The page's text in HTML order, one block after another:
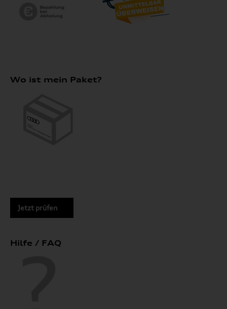
Wo ist mein Paket?
Jetzt prüfen
Hilfe / FAQ